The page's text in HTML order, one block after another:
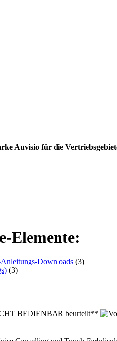
Auvisio für die
Elemente:
Downloads (3)
(3)